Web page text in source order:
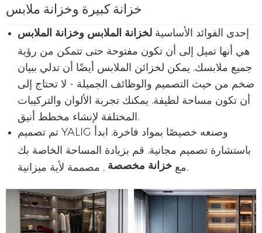
خزانة كبيرة وخزانة ملابس
إحدى الفوائد الأساسية لخزانة الملابس وخزانة الملابس
هي أنها تميل إلى أن تكون مفتوحة حتى تتمكن من رؤية
جميع ملابسك. يمكن لخزائن الملابس أيضًا أن تدلي ببيان
ضخم من حيث التصميم والوظائف الجميلة - لا تحتاج إلى
أن تكون مساحة لطيفة. يمكنك تجربة الألوان والتركيبات
تم تصميم YALIG وصنعه خصيصًا بمواد فاخرة. ابدأ
باستشارة تصميم مجانية. قم بزيادة المساحة الخاصة بك
مع خزانة مخصصة